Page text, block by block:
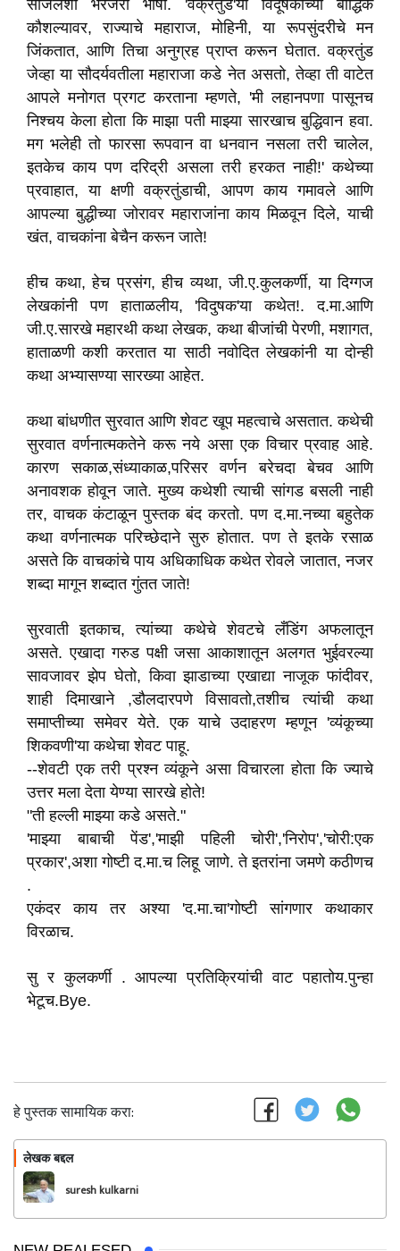
साजेलशी भरजरी भाषा. 'वक्रतुंड'या विदूषकाच्या बौद्धिक
कौशल्यावर, राज्याचे महाराज, मोहिनी, या रूपसुंदरीचे मन
जिंकतात, आणि तिचा अनुग्रह प्राप्त करून घेतात. वक्रतुंड
जेव्हा या सौदर्यवतीला महाराजा कडे नेत असतो, तेव्हा ती वाटेत
आपले मनोगत प्रगट करताना म्हणते, 'मी लहानपणा पासूनच
निश्चय केला होता कि माझा पती माझ्या सारखाच बुद्धिवान हवा.
मग भलेही तो फारसा रूपवान वा धनवान नसला तरी चालेल,
इतकेच काय पण दरिद्री असला तरी हरकत नाही!' कथेच्या
प्रवाहात, या क्षणी वक्रतुंडाची, आपण काय गमावले आणि
आपल्या बुद्धीच्या जोरावर महाराजांना काय मिळवून दिले, याची
खंत, वाचकांना बेचैन करून जाते!
हीच कथा, हेच प्रसंग, हीच व्यथा, जी.ए.कुलकर्णी, या दिग्गज
लेखकांनी पण हाताळलीय, 'विदुषक'या कथेत!. द.मा.आणि
जी.ए.सारखे महारथी कथा लेखक, कथा बीजांची पेरणी, मशागत,
हाताळणी कशी करतात या साठी नवोदित लेखकांनी या दोन्ही
कथा अभ्यासण्या सारख्या आहेत.
कथा बांधणीत सुरवात आणि शेवट खूप महत्वाचे असतात. कथेची
सुरवात वर्णनात्मकतेने करू नये असा एक विचार प्रवाह आहे.
कारण सकाळ,संध्याकाळ,परिसर वर्णन बरेचदा बेचव आणि
अनावशक होवून जाते. मुख्य कथेशी त्याची सांगड बसली नाही
तर, वाचक कंटाळून पुस्तक बंद करतो. पण द.मा.नच्या बहुतेक
कथा वर्णनात्मक परिच्छेदाने सुरु होतात. पण ते इतके रसाळ
असते कि वाचकांचे पाय अधिकाधिक कथेत रोवले जातात, नजर
शब्दा मागून शब्दात गुंतत जाते!
सुरवाती इतकाच, त्यांच्या कथेचे शेवटचे लँडिंग अफलातून
असते. एखादा गरुड पक्षी जसा आकाशातून अलगत भुईवरल्या
सावजावर झेप घेतो, किवा झाडाच्या एखाद्या नाजूक फांदीवर,
शाही दिमाखाने ,डौलदारपणे विसावतो,तशीच त्यांची कथा
समाप्तीच्या समेवर येते. एक याचे उदाहरण म्हणून 'व्यंकूच्या
शिकवणी'या कथेचा शेवट पाहू.
--शेवटी एक तरी प्रश्न व्यंकूने असा विचारला होता कि ज्याचे
उत्तर मला देता येण्या सारखे होते!
"ती हल्ली माझ्या कडे असते."
'माझ्या बाबाची पेंड','माझी पहिली चोरी','निरोप','चोरी:एक
प्रकार',अशा गोष्टी द.मा.च लिहू जाणे. ते इतरांना जमणे कठीणच
.
एकंदर काय तर अश्या 'द.मा.चा'गोष्टी सांगणार कथाकार
विरळाच.
सु र कुलकर्णी . आपल्या प्रतिक्रियांची वाट पहातोय.पुन्हा
भेटूच.Bye.
हे पुस्तक सामायिक करा:
लेखक बद्दल
suresh kulkarni